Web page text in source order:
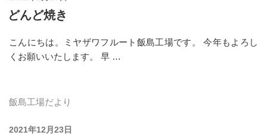
稿
どんど焼き
こんにちは。ミヤザワフルート飯島工場です。 今年もよろし
くお願いいたします。 早 …
飯島工場だより
投
2021年12月23日